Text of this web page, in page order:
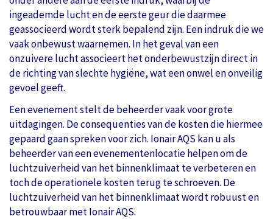
ingeademde lucht en de eerste geur die daarmee
geassocieerd wordt sterk bepalend zijn. Een indruk die we
vaak onbewust waarnemen. In het geval van een
onzuivere lucht associeert het onderbewustzijn direct in
de richting van slechte hygiëne, wat een onwel en onveilig
gevoel geeft.
Een evenement stelt de beheerder vaak voor grote
uitdagingen. De consequenties van de kosten die hiermee
gepaard gaan spreken voor zich. Ionair AQS kan u als
beheerder van een evenementenlocatie helpen om de
luchtzuiverheid van het binnenklimaat te verbeteren en
toch de operationele kosten terug te schroeven. De
luchtzuiverheid van het binnenklimaat wordt robuust en
betrouwbaar met Ionair AQS.